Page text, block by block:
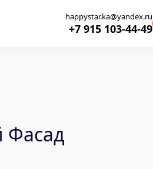
Фасад
happystar.ka@yandex.ru
+7 915 103-44-49